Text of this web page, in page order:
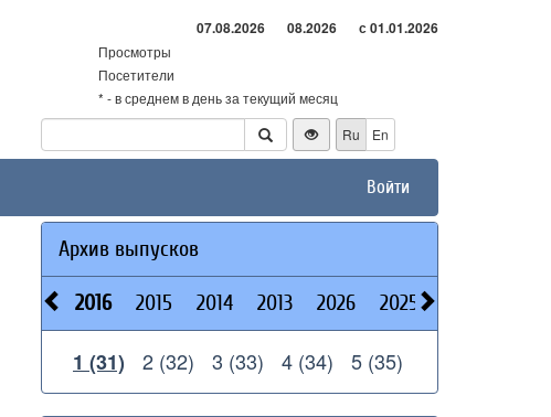
07.08.2026 08.2026 с 01.01.2026
Просмотры
Посетители
* - в среднем в день за текущий месяц
Ru
En
Войти
Архив выпусков
2016 2015 2014 2013 2026 2025
1 (31) 2 (32) 3 (33) 4 (34) 5 (35)